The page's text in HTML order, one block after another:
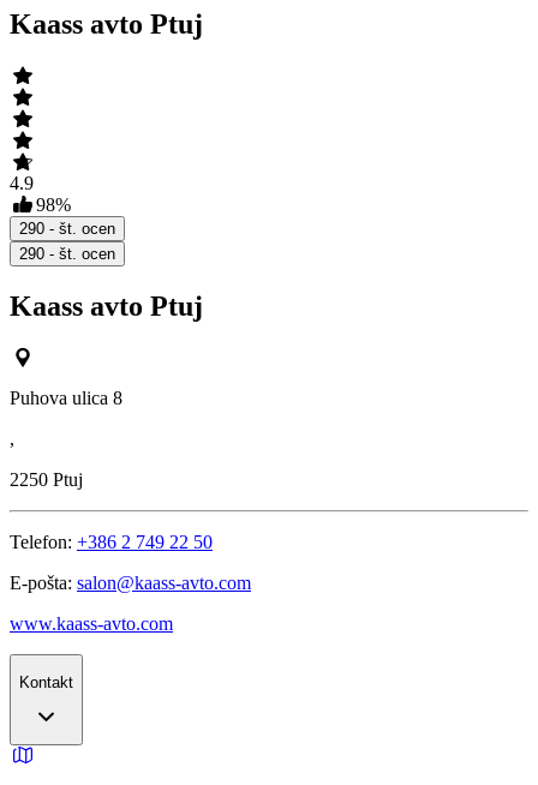
Kaass avto Ptuj
4.9
98%
290 - št. ocen
290 - št. ocen
Kaass avto Ptuj
Puhova ulica 8
,
2250 Ptuj
Telefon: +386 2 749 22 50
E-pošta: salon@kaass-avto.com
www.kaass-avto.com
Kontakt